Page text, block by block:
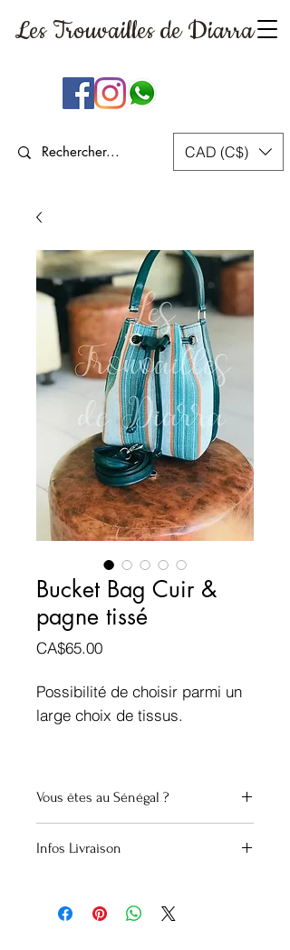
Les Trouvaillesde Diarra
CAD (C$)
Bucket Bag Cuir &
pagne tissé
CA$65.00Prix
Possibilité de choisir parmi un
large choix de tissus.
Vous êtes au Sénégal ?
Infos Livraison
Envoi groupé (Montréal)
Envoi GP régulier
Covoyagement